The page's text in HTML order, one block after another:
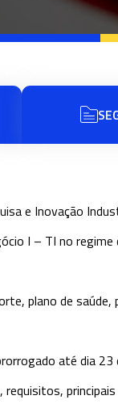
e Inovação
I – TI no regime
plano de
até dia